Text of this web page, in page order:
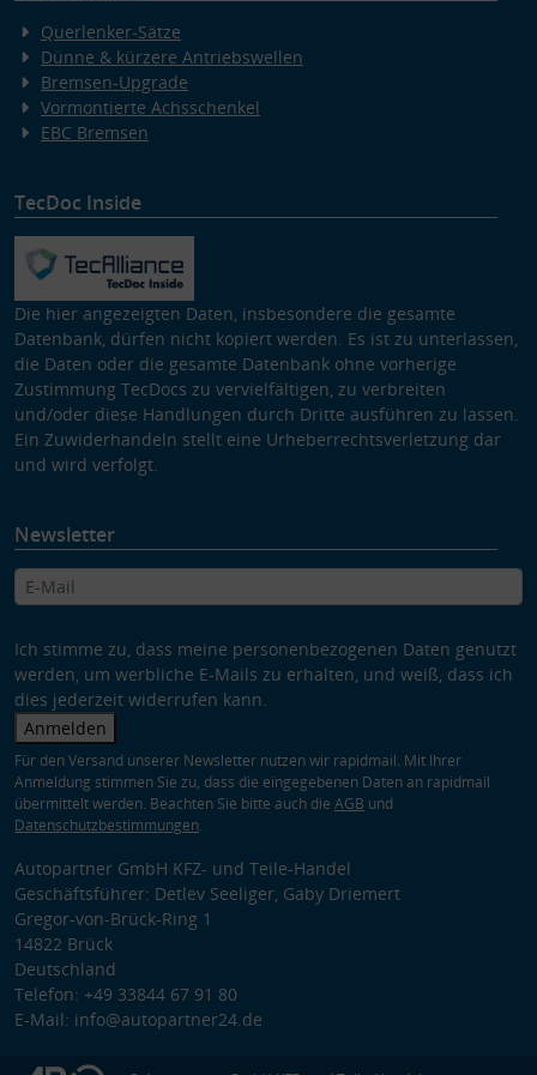
Querlenker-Sätze
Dünne & kürzere Antriebswellen
Bremsen-Upgrade
Vormontierte Achsschenkel
EBC Bremsen
TecDoc Inside
Die hier angezeigten Daten, insbesondere die gesamte
Datenbank, dürfen nicht kopiert werden. Es ist zu unterlassen,
die Daten oder die gesamte Datenbank ohne vorherige
Zustimmung TecDocs zu vervielfältigen, zu verbreiten
und/oder diese Handlungen durch Dritte ausführen zu lassen.
Ein Zuwiderhandeln stellt eine Urheberrechtsverletzung dar
und wird verfolgt.
Newsletter
Ich stimme zu, dass meine personenbezogenen Daten genutzt
werden, um werbliche E-Mails zu erhalten, und weiß, dass ich
dies jederzeit widerrufen kann.
Anmelden
Für den Versand unserer Newsletter nutzen wir rapidmail. Mit Ihrer
Anmeldung stimmen Sie zu, dass die eingegebenen Daten an rapidmail
übermittelt werden. Beachten Sie bitte auch die AGB und
Datenschutzbestimmungen.
Autopartner GmbH KFZ- und Teile-Handel
Geschäftsführer: Detlev Seeliger, Gaby Driemert
Gregor-von-Brück-Ring 1
14822 Brück
Deutschland
Telefon: +49 33844 67 91 80
E-Mail: info@autopartner24.de